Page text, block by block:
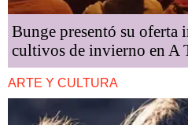
Bunge presentó su oferta
cultivos de invierno en A
ARTE Y CULTURA